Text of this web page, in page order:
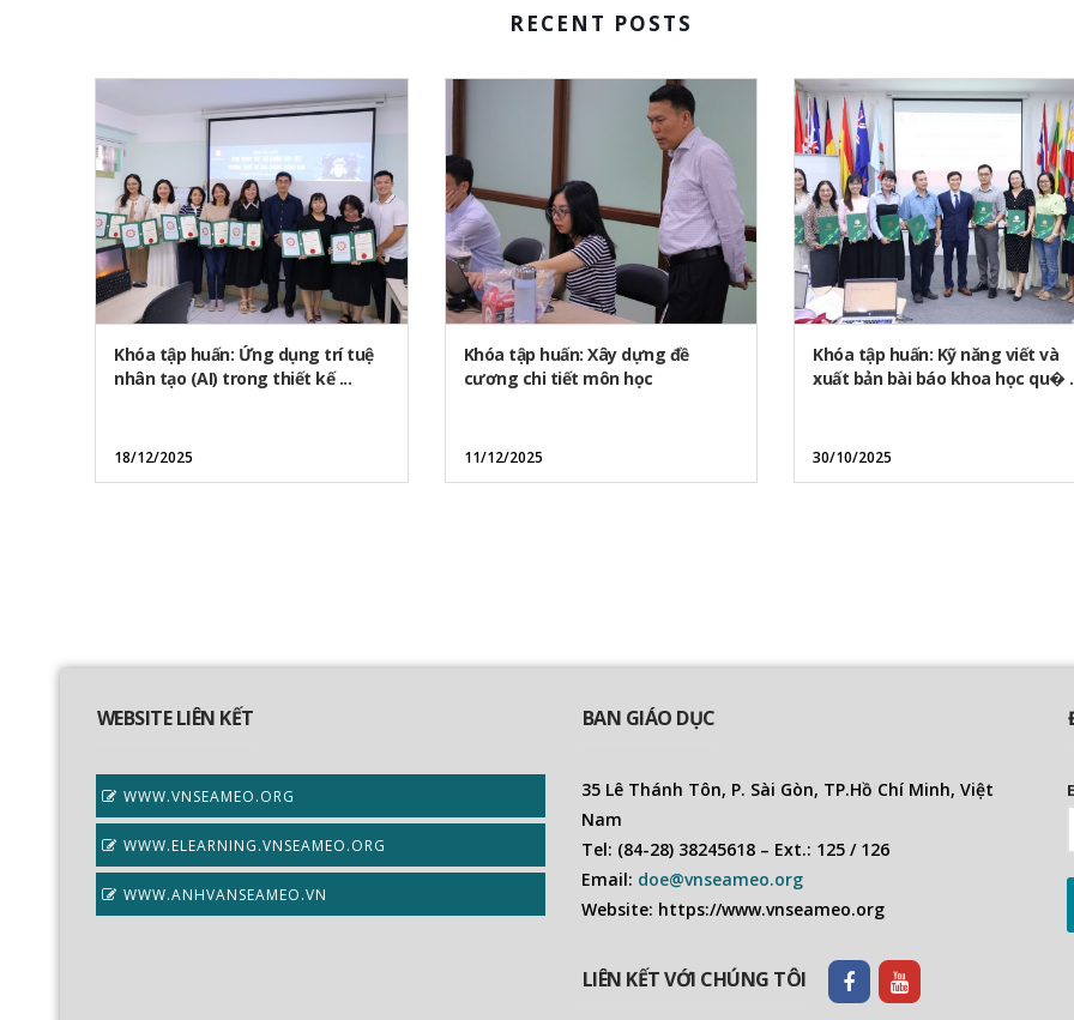
RECENT POSTS
Khóa tập huấn: Ứng dụng trí tuệ
nhân tạo (AI) trong thiết kế ...
18/12/2025
Khóa tập huấn: Xây dựng đề
cương chi tiết môn học
11/12/2025
Khóa tập huấn: Kỹ năng viết và
xuất bản bài báo khoa học qu�
30/10/2025
WEBSITE LIÊN KẾT
WWW.VNSEAMEO.ORG
WWW.ELEARNING.VNSEAMEO.ORG
WWW.ANHVANSEAMEO.VN
BAN GIÁO DỤC
35 Lê Thánh Tôn, P. Sài Gòn, TP.Hồ Chí Minh, Việt
Nam
Tel: (84-28) 38245618 – Ext.: 125 / 126
Email: doe@vnseameo.org
Website: https://www.vnseameo.org
LIÊN KẾT VỚI CHÚNG TÔI